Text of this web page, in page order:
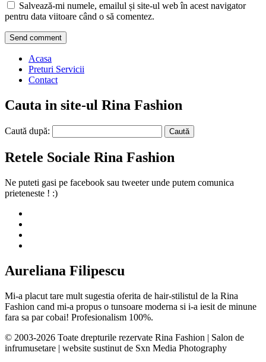
Salvează-mi numele, emailul și site-ul web în acest navigator
pentru data viitoare când o să comentez.
Acasa
Preturi Servicii
Contact
Cauta in site-ul Rina Fashion
Caută după:
Retele Sociale Rina Fashion
Ne puteti gasi pe facebook sau tweeter unde putem comunica
prieteneste ! :)
Aureliana Filipescu
Mi-a placut tare mult sugestia oferita de hair-stilistul de la Rina
Fashion cand mi-a propus o tunsoare moderna si i-a iesit de minune
fara sa par cobai! Profesionalism 100%.
© 2003-2026 Toate drepturile rezervate Rina Fashion | Salon de
infrumusetare | website sustinut de Sxn Media Photography